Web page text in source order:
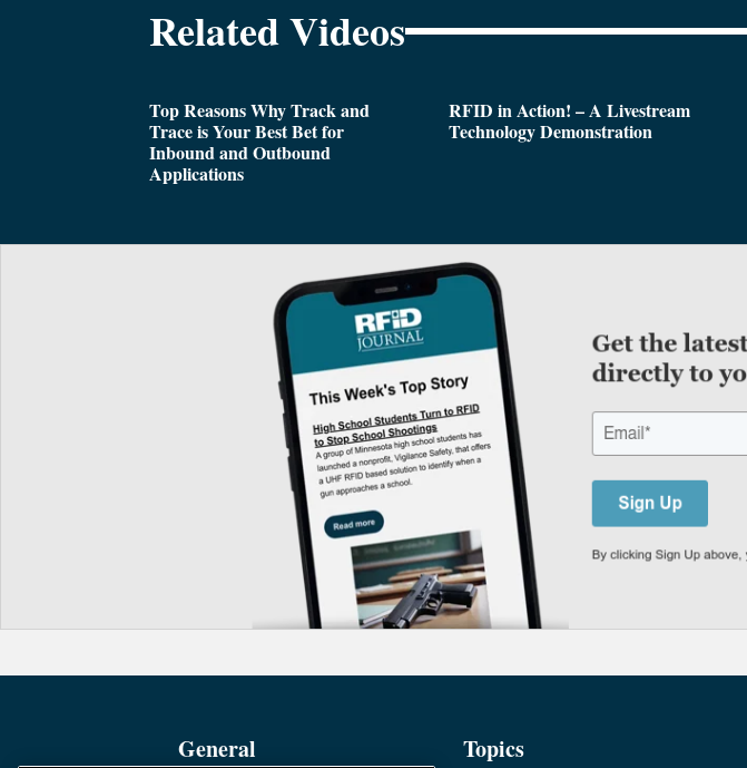
Related Videos
Top Reasons Why Track and
Trace is Your Best Bet for
Inbound and Outbound
Applications
RFID in Action! – A Livestream
Technology Demonstration
General Topics